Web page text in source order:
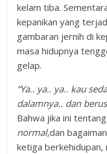
kelam tiba.
kepanikan yang
gambaran jernih di
masa hidupnya
gelap.
“Ya.. ya.. ya.. kau
dalamnya.. dan
Bahwa jika ini
normal,dan
ketiga berkehidupan,